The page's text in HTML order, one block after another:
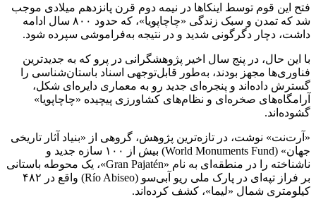
فتح این قوم توسط اینکاها در نیمه دوم قرن پانزدهم میلادی موجب
شد که تمدن و سبک زندگی «چاچاپویا»، که حدود ۸۰۰ سال ادامه
داشت، دچار دگرگونی شدید و در نتیجه به‌فراموشی سپرده شود.
با این حال، در پنج سال اخیر پژوهشگرانی در پرو که به جدیدترین
فناوری‌ها مجهز بودند، به‌طور قابل‌توجهی اسناد باستان‌شناسی را
گسترش داده‌اند و پنجره‌ای جدید رو به معماری دایره‌ای شکل،
آرامگاه‌های صخره‌ای و نظام‌های کشاورزی پیچیده‌ «چاچاپویا»
گشوده‌اند.
«آرت‌نت» نوشت، در تازه‌ترین پژوهش، گروهی از «بنیاد آثار تاریخی
جهان» (World Monuments Fund) بیش از ۱۰۰ سازه‌ جدید و
ناشناخته را در منطقه‌ای به نام «Gran Pajatén»، یک محوطه‌ باستانی
بر فراز تپه‌ای در پارک ملی ریو آبی‌سو (Río Abiseo) واقع در ۴۸۲
کیلومتری شمال «لیما»، کشف کرده‌اند.